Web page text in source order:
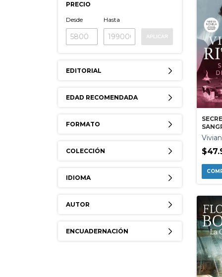
PRECIO
Desde Hasta
APLICAR
EDITORIAL
EDAD RECOMENDADA
FORMATO
COLECCIÓN
IDIOMA
AUTOR
ENCUADERNACIÓN